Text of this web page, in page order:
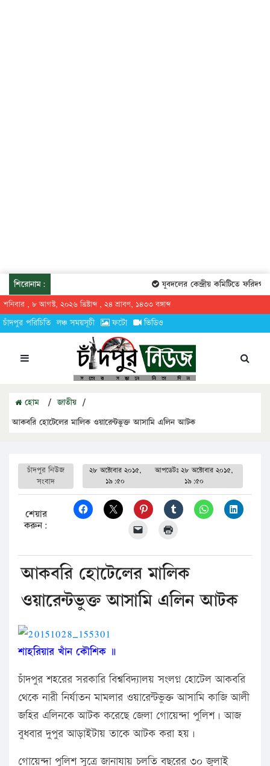
শিরোনাম: যুবদলের কেন্দ্রীয় কমিটিতে
শনিবার , ৮ আগস্ট, ২০২৬ খ্রিষ্টাব্দ , ২৪ শ্রাবণ, ১৪৩৩ বঙ্গাব্দ
চাঁদপুর পরিচিতি লঞ্চ সময়সূচী ফটো ভিডিও
হোম / জাতীয় /
আকবরি হোটেলের মালিক ওয়ারেন্টভুক্ত আসামি এলিন আটক
চাঁদপুর নিউজ
সংবাদ
২৮ অক্টোবার ২০১৫,
১৯:৫০
আপডেটঃ২৮ অক্টোবার ২০১৫,
১৯:৫০
শেয়ার
করুন:
আকবরি হোটেলের মালিক
ওয়ারেন্টভুক্ত আসামি এলিন আটক
শাহরিয়ার খাঁন কৌশিক ॥
চাঁদপুর শহরের সরকারি বিশ্ববিদ্যালয় সংলগ্ন হোটেল আকবরি
থেকে নারী নির্যাতন মামলার ওয়ারেন্টভুক্ত আসামি কাজি আলী
জহির এলিনকে আটক করেছে জেলা গোয়েন্দা পুলিশ। আজ
বুধবার দুপুর আড়াইটায় তাকে আটক করা হয়।
গোয়েন্দা পুলিশ সুত্রে জানাযায় চলতি বছরের ৩০ জুলাই